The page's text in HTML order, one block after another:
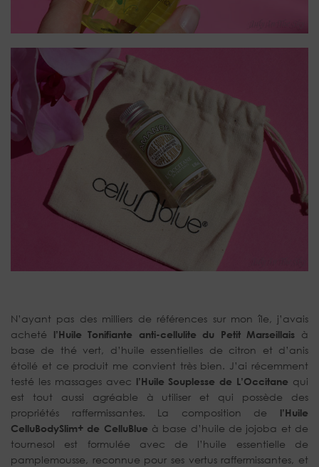
N’ayant pas des milliers de références sur mon île, j’avais
acheté l’Huile Tonifiante anti-cellulite du Petit Marseillais à
base de thé vert, d’huile essentielles de citron et d’anis
étoilé et ce produit me convient très bien. J’ai récemment
testé les massages avec l’Huile Souplesse de L’Occitane qui
est tout aussi agréable à utiliser et qui possède des
propriétés raffermissantes. La composition de l’Huile
CelluBodySlim+ de CelluBlue à base d’huile de jojoba et de
tournesol est formulée avec de l’huile essentielle de
pamplemousse, reconnue pour ses vertus raffermissantes, et